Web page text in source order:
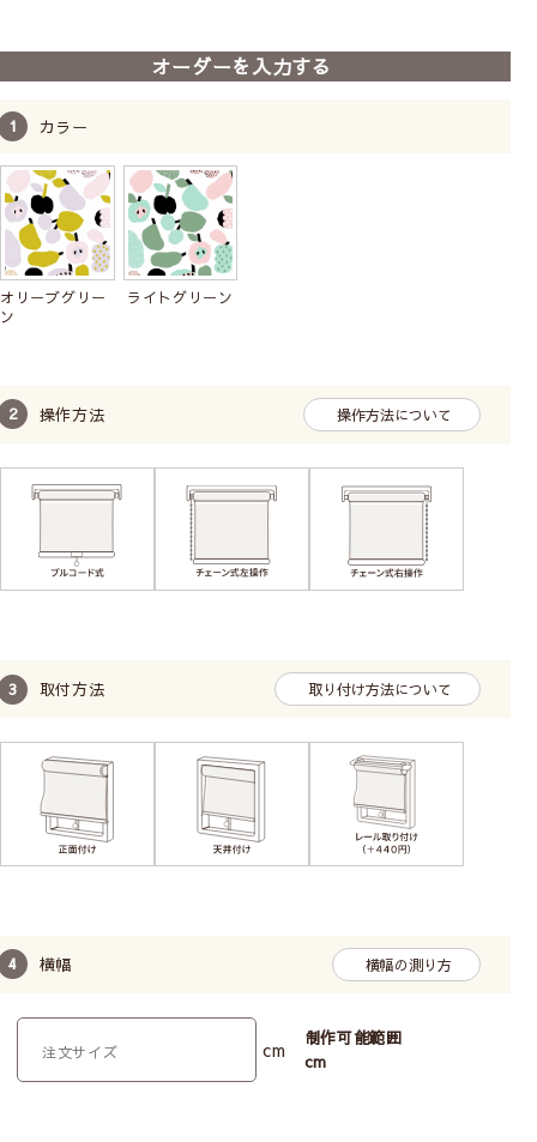
オーダーを入力する
カラー
オリーブグリー
ン
ライトグリーン
操作方法 操作方法について
取付方法 取り付け方法について
横幅 横幅の測り方
cm
制作可能範囲
cm